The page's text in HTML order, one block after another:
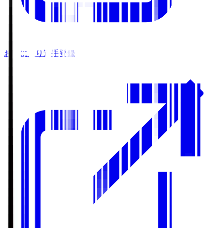
お気に入り選手登録